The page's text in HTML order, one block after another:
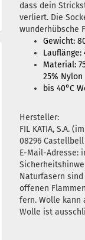
dass dein
verliert. Die
wunderhübsche
Gewicht:
Lauflänge:
Material:
25% Nylon
bis 40°C
Hersteller:
FIL KATIA, S.A.
08296
E-Mail-Adresse:
Naturfasern
offenen
fern. Wolle kann
Wolle ist